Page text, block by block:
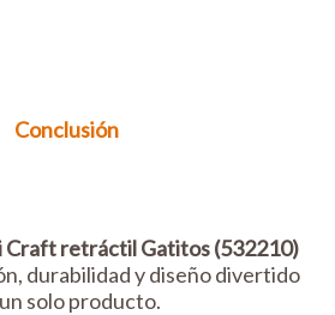
Conclusión
Craft retráctil Gatitos (532210)
durabilidad y diseño divertido
solo producto.